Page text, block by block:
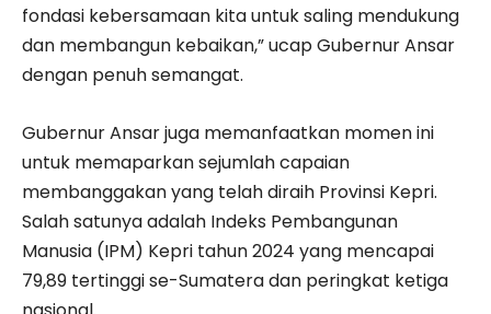
fondasi kebersamaan kita untuk saling mendukung
dan membangun kebaikan,” ucap Gubernur Ansar
dengan penuh semangat.
Gubernur Ansar juga memanfaatkan momen ini
untuk memaparkan sejumlah capaian
membanggakan yang telah diraih Provinsi Kepri.
Salah satunya adalah Indeks Pembangunan
Manusia (IPM) Kepri tahun 2024 yang mencapai
79,89 tertinggi se-Sumatera dan peringkat ketiga